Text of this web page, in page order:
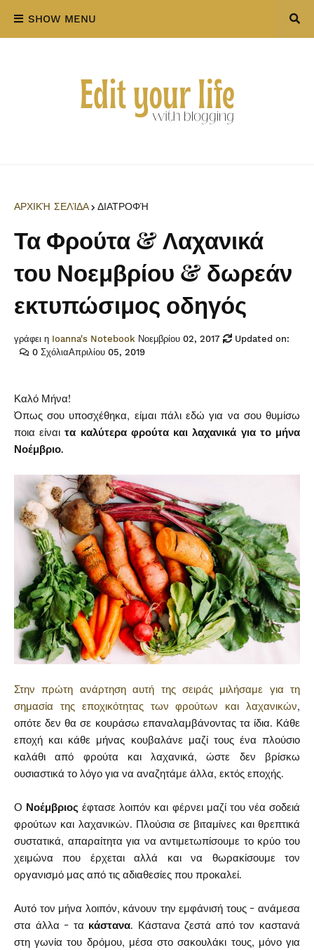
SHOW MENU
ΑΡΧΙΚΉ ΣΕΛΊΔΑ ΔΙΑΤΡΟΦΉ
Τα Φρούτα & Λαχανικά
του Νοεμβρίου & δωρεάν
εκτυπώσιμος οδηγός
γράφει η Ioanna's Notebook Νοεμβρίου 02, 2017
Updated on:
Απριλίου 05, 2019
0 Σχόλια
Καλό Μήνα!
Όπως σου υποσχέθηκα, είμαι πάλι εδώ για να σου θυμίσω
ποια είναιτα καλύτερα φρούτα και λαχανικά για το μήνα
Νοέμβριο.
Στην πρώτη ανάρτηση αυτή της σειράς μιλήσαμε για τη
σημασία της εποχικότητας των φρούτων και λαχανικών,
οπότε δεν θα σε κουράσω επαναλαμβάνοντας τα ίδια. Κάθε
εποχή και κάθε μήνας κουβαλάνε μαζί τους ένα πλούσιο
καλάθι από φρούτα και λαχανικά, ώστε δεν βρίσκω
ουσιαστικά το λόγο για να αναζητάμε άλλα, εκτός εποχής.
Ο Νοέμβριοςέφτασε λοιπόν και φέρνει μαζί του νέα σοδειά
φρούτων και λαχανικών. Πλούσια σε βιταμίνες και θρεπτικά
συστατικά, απαραίτητα για να αντιμετωπίσουμε το κρύο του
χειμώνα που έρχεται αλλά και να θωρακίσουμε τον
οργανισμό μας από τις αδιαθεσίες που προκαλεί.
Αυτό τον μήνα λοιπόν, κάνουν την εμφάνισή τους - ανάμεσα
στα άλλα - τα κάστανα. Κάστανα ζεστά από τον καστανά
στη γωνία του δρόμου, μέσα στο σακουλάκι τους, μόνο για